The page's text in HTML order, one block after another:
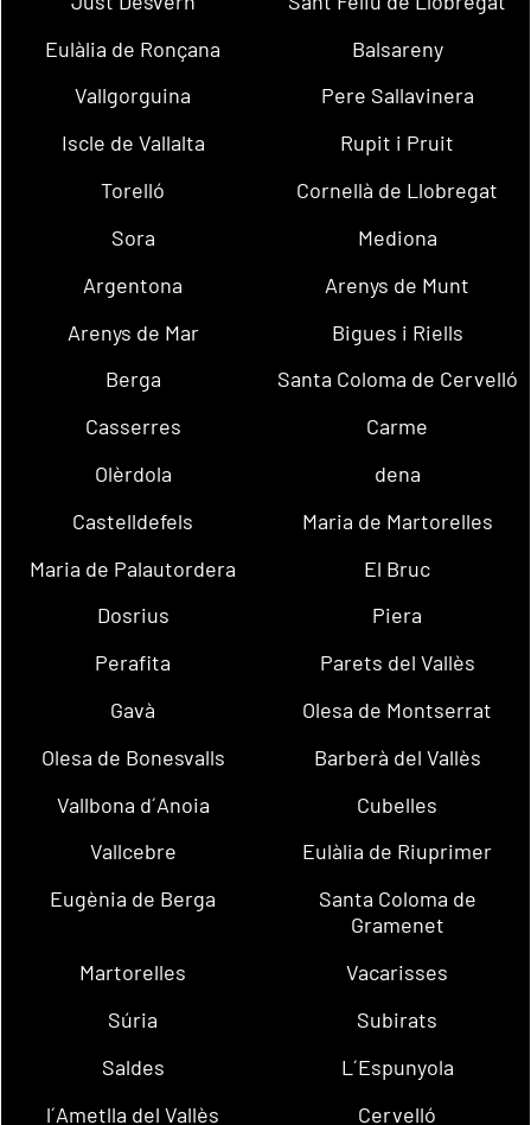
Eulàlia de Ronçana
Balsareny
Vallgorguina
Pere Sallavinera
Iscle de Vallalta
Rupit i Pruit
Torelló
Cornellà de Llobregat
Sora
Mediona
Argentona
Arenys de Munt
Arenys de Mar
Bigues i Riells
Berga
Santa Coloma de Cervelló
Casserres
Carme
Olèrdola
dena
Castelldefels
Maria de Martorelles
Maria de Palautordera
El Bruc
Dosrius
Piera
Perafita
Parets del Vallès
Gavà
Olesa de Montserrat
Olesa de Bonesvalls
Barberà del Vallès
Vallbona d´Anoia
Cubelles
Vallcebre
Eulàlia de Riuprimer
Eugènia de Berga
Santa Coloma de
Gramenet
Martorelles
Vacarisses
Súria
Subirats
Saldes
L´Espunyola
l´Ametlla del Vallès
Cervelló